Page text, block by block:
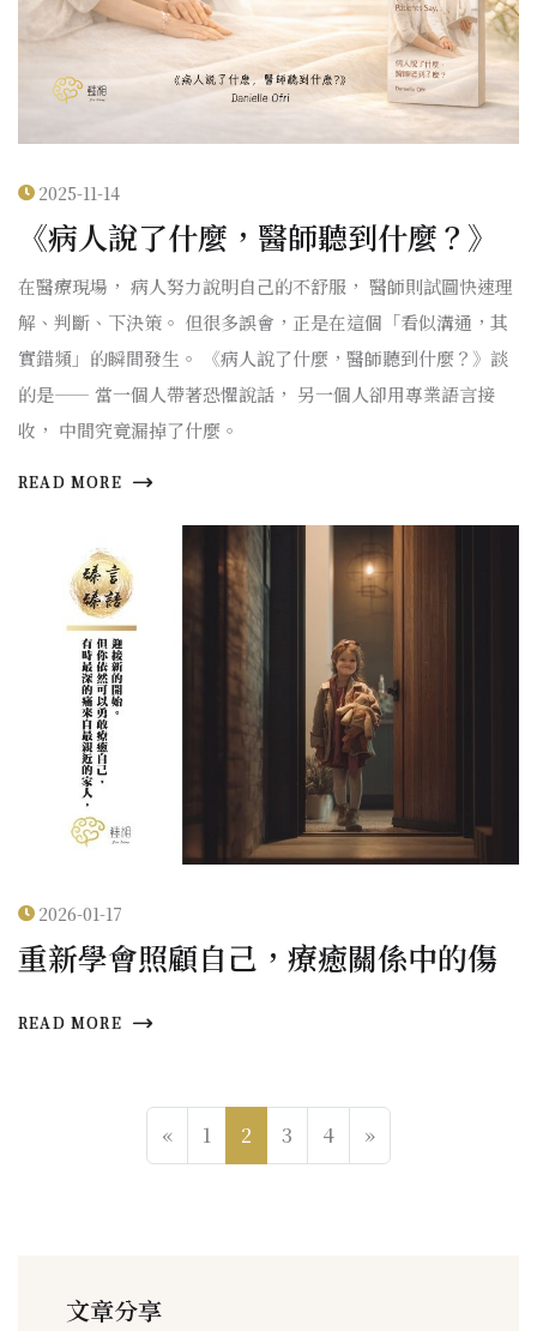
2025-11-14
《病人說了什麼，醫師聽到什麼？》
在醫療現場， 病人努力說明自己的不舒服， 醫師則試圖快速理
解、判斷、下決策。 但很多誤會，正是在這個「看似溝通，其
實錯頻」的瞬間發生。 《病人說了什麼，醫師聽到什麼？》談
的是—— 當一個人帶著恐懼說話， 另一個人卻用專業語言接
收， 中間究竟漏掉了什麼。
READ MORE
2026-01-17
重新學會照顧自己，療癒關係中的傷
READ MORE
« 1 2 3 4 »
文章分享